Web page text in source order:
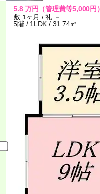
5.8 万円
（管理費等5,000円）
敷 1ヶ月 / 礼 －
5階 / 1LDK / 31.74㎡